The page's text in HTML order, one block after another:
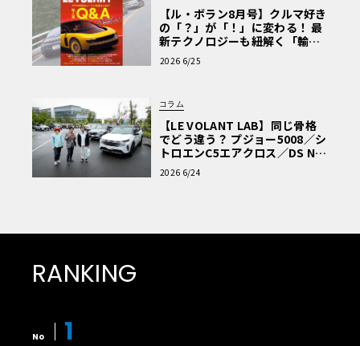
【ル・ボラン8月号】クルマ好き
の「？」が「！」に変わる！ 最
新テクノロジーも紐解く「輸入
車Q&A」
2026 6/25
コラム
【LE VOLANT LAB】同じ骨格
でどう違う？ プジョー5008／シ
トロエンC5エアクロス／DS Nº4
読者一気乗りレポート
2026 6/24
RANKING
No 1